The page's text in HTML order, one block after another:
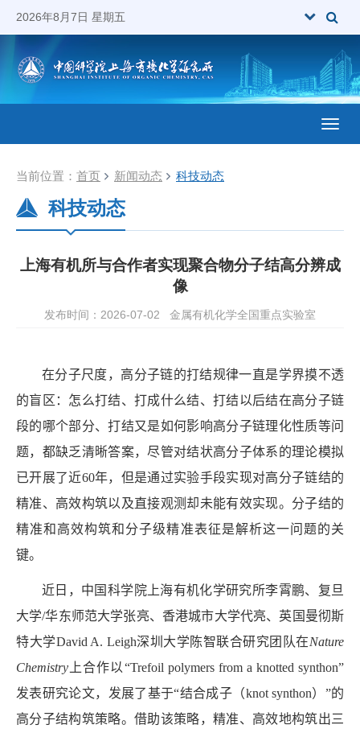
2026年8月7日 星期五
当前位置： 首页 新闻动态 科技动态
科技动态
上海有机所与合作者实现聚合物分子结高分辨成
像
发布时间：2026-07-02 金属有机化学全国重点实验室
在分子尺度，高分子链的打结规律一直是学界摸不透
的盲区：怎么打结、打成什么结、打结以后结在高分子链
段的哪个部分、打结又是如何影响高分子链理化性质等问
题，都缺乏清晰答案，尽管对结状高分子体系的理论模拟
已开展了近60年，但是通过实验手段实现对高分子链结的
精准、高效构筑以及直接观测却未能有效实现。分子结的
精准和高效构筑和分子级精准表征是解析这一问题的关
键。
近日，中国科学院上海有机化学研究所李霄鹏、复旦
大学/华东师范大学张亮、香港城市大学代亮、英国曼彻斯
特大学David A. Leigh深圳大学陈智联合研究团队在Nature
Chemistry 上合作以“Trefoil polymers from a knotted synthon”
发表研究论文，发展了基于“结合成子（knot synthon）”的
高分子结构筑策略。借助该策略，精准、高效地构筑出三